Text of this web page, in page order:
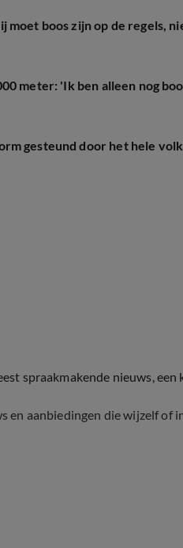
boos zijn op de regels,
meter: 'Ik ben alleen nog
gesteund door het hele
spraakmakende nieuws, een
aanbiedingen die wijzelf